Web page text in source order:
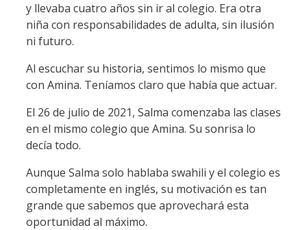
y llevaba cuatro años sin ir al colegio. Era otra
niña con responsabilidades de adulta, sin ilusión
ni futuro.
Al escuchar su historia, sentimos lo mismo que
con Amina. Teníamos claro que había que actuar.
El 26 de julio de 2021, Salma comenzaba las clases
en el mismo colegio que Amina. Su sonrisa lo
decía todo.
Aunque Salma solo hablaba swahili y el colegio es
completamente en inglés, su motivación es tan
grande que sabemos que aprovechará esta
oportunidad al máximo.